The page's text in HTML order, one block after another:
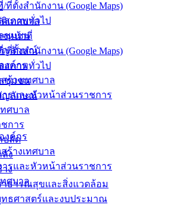
ที่ตั้งสำนักงาน (Google Maps)
สภาพทั่วไป
ชุมชน
ญลักษณ์
งค์กร
ร้างเทศบาล
ารและหัวหน้าส่วนราชการ
ศบาล
การ
ปลัด
ลัง
ง
าธารณสุขและสิ่งแวดล้อม
ทธศาสตร์และงบประมาณ
เทศบาล
จหน้าที่
ที่ตั้งสำนักงาน (Google Maps)
สภาพทั่วไป
ชุมชน
ญลักษณ์
งค์กร
ร้างเทศบาล
ารและหัวหน้าส่วนราชการ
ศบาล
เลือกสรรบุคคลเพื่อเป็น
ะจำปีงบประมาณ พ.ศ.2568
พฤศจิกายน 27, 2024
ารน่ารู้
และเลือกสรรบุคคลเพื่อเป็นพนักงาน
-พ.ศ.2568